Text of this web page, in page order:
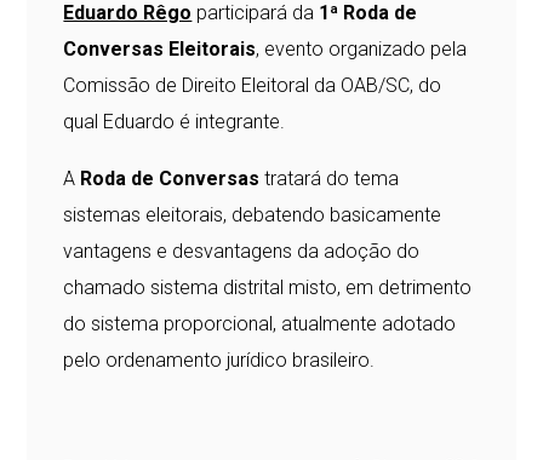
Eduardo Rêgo participará da 1ª Roda de
Conversas Eleitorais, evento organizado pela
Comissão de Direito Eleitoral da OAB/SC, do
qual Eduardo é integrante.
A Roda de Conversas tratará do tema
sistemas eleitorais, debatendo basicamente
vantagens e desvantagens da adoção do
chamado sistema distrital misto, em detrimento
do sistema proporcional, atualmente adotado
pelo ordenamento jurídico brasileiro.